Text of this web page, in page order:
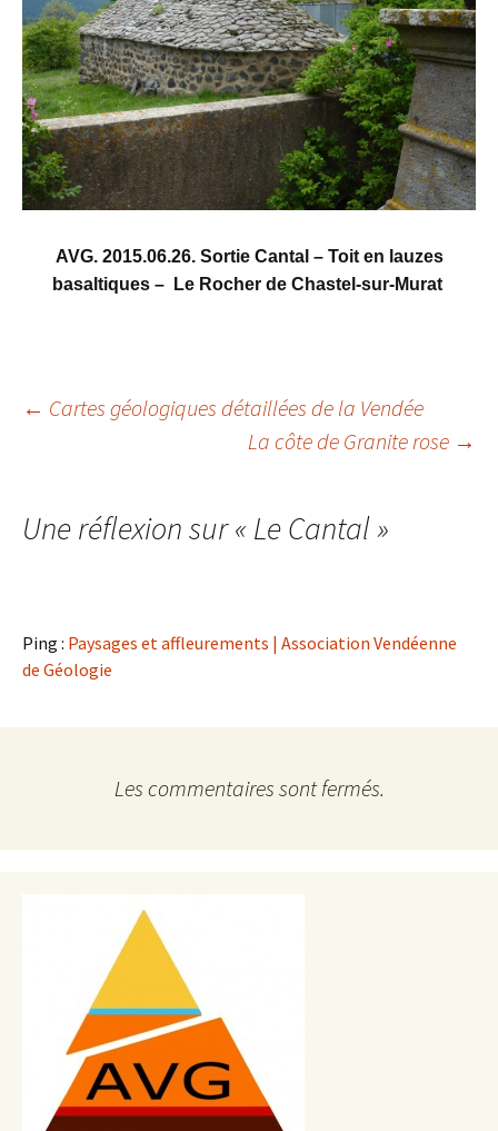
AVG. 2015.06.26. Sortie Cantal – Toit en lauzes
basaltiques – Le Rocher de Chastel-sur-Murat
Navigation
articles
← Cartes géologiques détaillées de la Vendée
La côte de Granite rose →
Une réflexion sur « Le Cantal»
Ping : Paysages et affleurements | Association Vendéenne
de Géologie
Les commentaires sont fermés.